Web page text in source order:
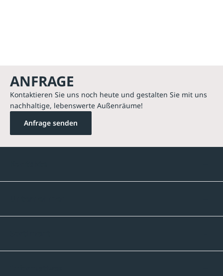
ANFRAGE
Kontaktieren Sie uns noch heute und gestalten Sie mit uns
nachhaltige, lebenswerte Außenräume!
Anfrage senden